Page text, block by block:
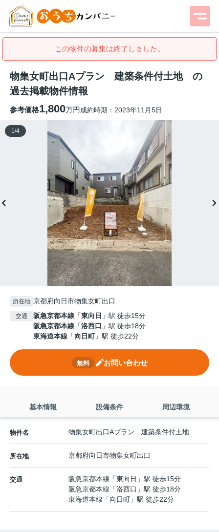
この物件の募集は終了しました。
物集女町出口Aプラン 建築条件付土地 の
過去掲載物件情報
参考価格1,800万円成約時期：2023年11月5日
1 /4
所在地 京都府向日市物集女町出口
交通 阪急京都本線 「東向日 」駅 徒歩15分
阪急京都本線 「洛西口 」駅 徒歩18分
東海道本線 「向日町」駅 徒歩22分
無料 お問い合わせ
基本情報 設備条件 周辺環境
物件名 物集女町出口Aプラン 建築条件付土地
所在地 京都府向日市物集女町出口
交通 阪急京都本線 「東向日 」駅 徒歩15分
阪急京都本線 「洛西口 」駅 徒歩18分
東海道本線 「向日町 」駅 徒歩22分